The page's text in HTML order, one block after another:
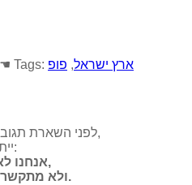
☚ Tags: ארץ ישראל, פופ
לפני השארת,
ייתכן וכבר ענינו לשאלתכם. למשל:
אנחנו לא קונים ולא מוכרים תקליטים,
ולא מתקשרים למספרי טלפון לא מוכרים.